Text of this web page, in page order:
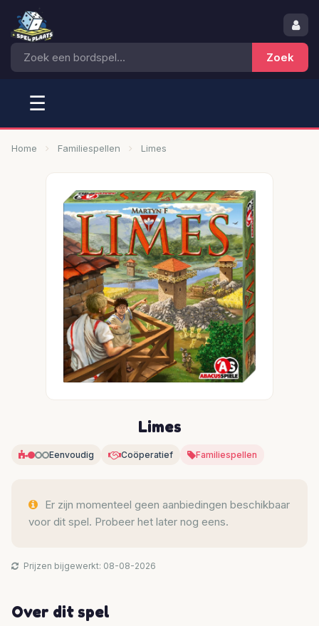
☰
Home Familiespellen Limes
Limes
Eenvoudig Coöperatief Familiespellen
Er zijn momenteel geen aanbiedingen beschikbaar
voor dit spel. Probeer het later nog eens.
Prijzen bijgewerkt: 08-08-2026
Over dit spel